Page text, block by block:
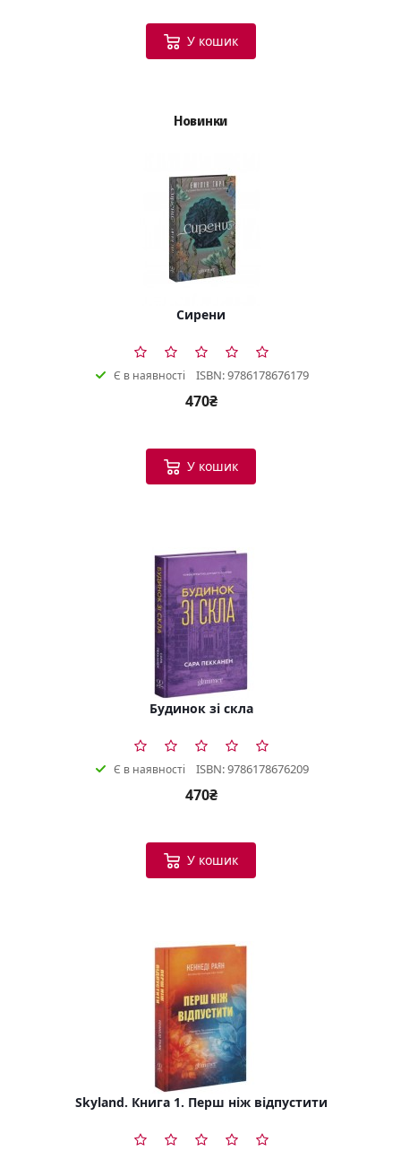
У кошик
Новинки
Сирени
Є в наявності ISBN: 9786178676179
470₴
У кошик
Будинок зі скла
Є в наявності ISBN: 9786178676209
470₴
У кошик
Skyland. Книга 1. Перш ніж відпустити